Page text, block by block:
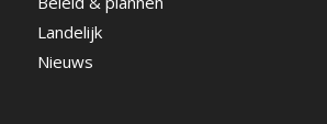
Landelijk
Nieuws